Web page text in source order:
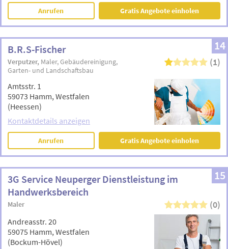
Anrufen Gratis Angebote einholen
14
B.R.S-Fischer
Verputzer Maler Gebäudereinigung
Garten- und Landschaftsbau
(1)
Amtsstr. 1
59073 Hamm, Westfalen
(Heessen)
Kontaktdetails anzeigen
Anrufen Gratis Angebote einholen
15
3G Service Neuperger Dienstleistung im
Handwerksbereich
Maler (0)
Andreasstr. 20
59075 Hamm, Westfalen
(Bockum-Hövel)